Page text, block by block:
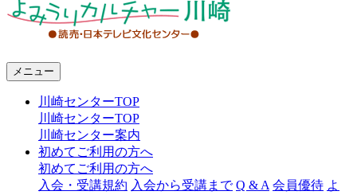
ャ
メニュー
川崎センターTOP
川崎センターTOP
川崎センター案内
初めてご利用の方へ
初めてご利用の方へ
入会・受講規約 入会から受講まで Q & A 会員優待 よ